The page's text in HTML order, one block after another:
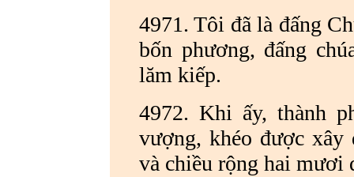
4971. Tôi đã là đấng
bốn phương, đấng
lăm kiếp.
4972. Khi ấy, thành
vượng, khéo được xây
và chiều rộng hai mươi